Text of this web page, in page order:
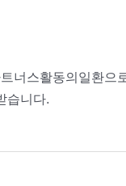
너스활동의일환으
습니다.